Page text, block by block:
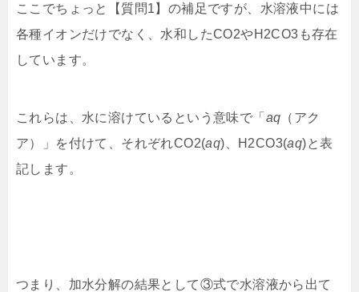
ここでちょっと【質問1】の補足ですが、 水溶液中には
各種イオンだけでなく、水和したCO2やH2CO3も存在
しています。
これらは、水に溶けているという意味で「 aq （アク
ア）」
を付けて、それぞれCO2(aq)、H2CO3(aq)と表
記します。
つまり、加水分解の結果として③式で水溶液から出て